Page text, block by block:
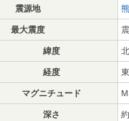
震源地
最大震度
緯度
経度
マグニチュード
深さ